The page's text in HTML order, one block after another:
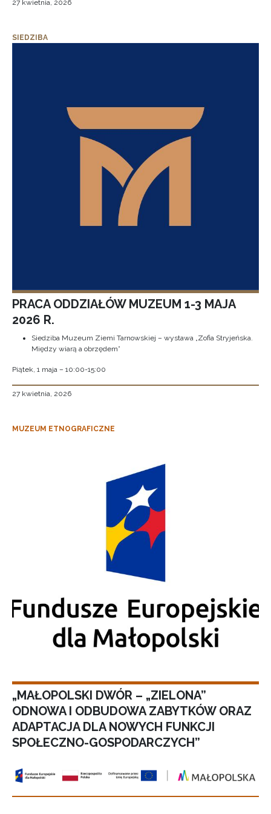
27 kwietnia, 2026
SIEDZIBA
PRACA ODDZIAŁÓW MUZEUM 1-3 MAJA
2026 R.
Siedziba Muzeum Ziemi Tarnowskiej – wystawa „Zofia Stryjeńska.
Między wiarą a obrzędem”
Piątek, 1 maja – 10:00-15:00
27 kwietnia, 2026
MUZEUM ETNOGRAFICZNE
„MAŁOPOLSKI DWÓR – „ZIELONA”
ODNOWA I ODBUDOWA ZABYTKÓW ORAZ
ADAPTACJA DLA NOWYCH FUNKCJI
SPOŁECZNO-GOSPODARCZYCH”